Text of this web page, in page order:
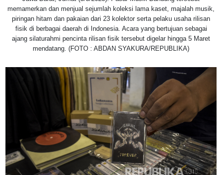
memamerkan dan menjual sejumlah koleksi lama kaset, majalah musik,
piringan hitam dan pakaian dari 23 kolektor serta pelaku usaha rilisan
fisik di berbagai daerah di Indonesia. Acara yang bertujuan sebagai
ajang silaturahmi pencinta rilisan fisik tersebut digelar hingga 5 Maret
mendatang. (FOTO : ABDAN SYAKURA/REPUBLIKA)